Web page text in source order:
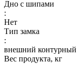
Дно с шипами
:
Нет
Тип замка
:
внешний контурный
Вес продукта, кг